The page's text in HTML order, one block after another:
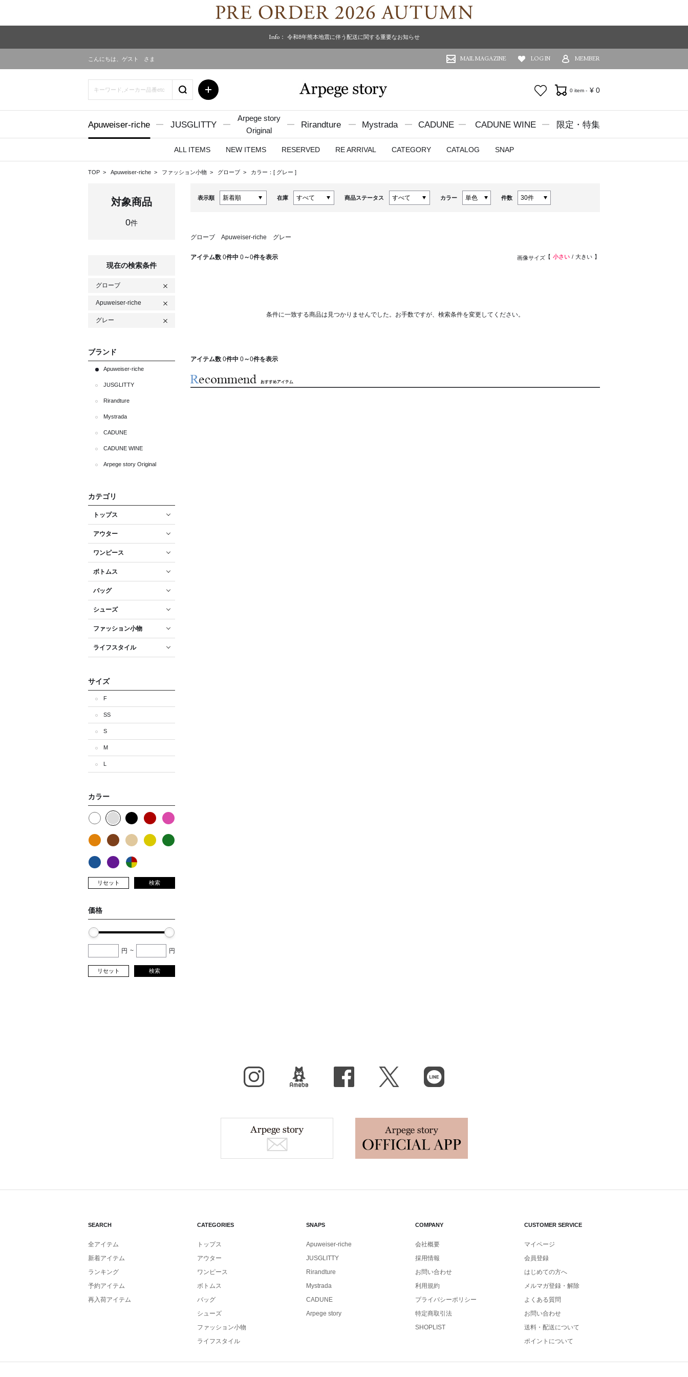
Info： 令和8年熊本地震に伴う配送に関する重要なお知らせ
こんにちは、 ゲスト さま MAIL MAGAZINE LOG IN MEMBER
お気に入り0 item - ¥ 0
Apuweiser-riche JUSGLITTY
Arpege story
Original
Rirandture Mystrada CADUNE CADUNE WINE 限定・特集
ALL ITEMS NEW ITEMS RESERVED RE ARRIVAL CATEGORY CATALOG SNAP
TOP Apuweiser-riche ファッション小物 グローブ カラー：[ グレー ]
対象商品
0件
現在の検索条件
グローブ
Apuweiser-riche
グレー
ブランド
Apuweiser-riche
JUSGLITTY
Rirandture
Mystrada
CADUNE
CADUNE WINE
Arpege story Original
カテゴリ
トップス
アウター
ワンピース
ボトムス
バッグ
シューズ
ファッション小物
ライフスタイル
サイズ
F
SS
S
M
L
カラー
リセット 検索
価格
円 ~ 円
リセット 検索
表示順 在庫 商品ステータス カラー 件数
グローブ Apuweiser-riche グレー
アイテム数 0件中 0～0件を表示 画像サイズ 小さい 大きい
条件に一致する商品は見つかりませんでした。お手数ですが、検索条件を変更してください。
アイテム数 0件中 0～0件を表示
X（旧Twitter）
SEARCH
全アイテム
新着アイテム
ランキング
予約アイテム
再入荷アイテム
CATEGORIES
トップス
アウター
ワンピース
ボトムス
バッグ
シューズ
ファッション小物
ライフスタイル
SNAPS
Apuweiser-riche
JUSGLITTY
Rirandture
Mystrada
CADUNE
Arpege story
COMPANY
会社概要
採用情報
お問い合わせ
利用規約
プライバシーポリシー
特定商取引法
SHOPLIST
CUSTOMER SERVICE
マイページ
会員登録
はじめての方へ
メルマガ登録・解除
よくある質問
お問い合わせ
送料・配送について
ポイントについて